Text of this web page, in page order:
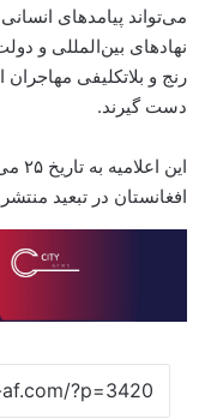
می‌تواند پیامدهای
نهادهای بین‌المللی و
رنج و بلاتکلیفی
دست گیرند.
افغانستان در تبعید